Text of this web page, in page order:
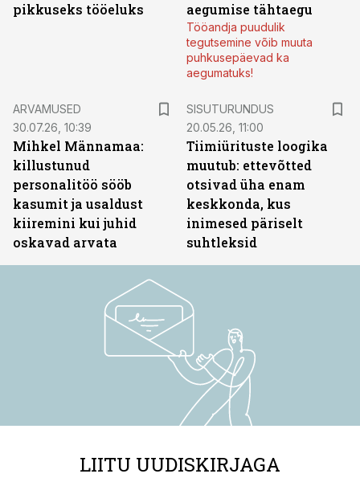
pikkuseks tööeluks
aegumise tähtaegu
Tööandja puudulik
tegutsemine võib muuta
puhkusepäevad ka
aegumatuks!
ARVAMUSED
30.07.26, 10:39
Mihkel Männamaa:
killustunud
personalitöö sööb
kasumit ja usaldust
kiiremini kui juhid
oskavad arvata
SISUTURUNDUS
20.05.26, 11:00
Tiimiürituste loogika
muutub: ettevõtted
otsivad üha enam
keskkonda, kus
inimesed päriselt
suhtleksid
LIITU UUDISKIRJAGA